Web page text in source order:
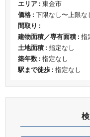
エリア : 東金市
価格 : 下限なし〜上限な
間取り :
建物面積／専有面積 : 指
土地面積 : 指定なし
築年数 : 指定なし
駅まで徒歩 : 指定なし